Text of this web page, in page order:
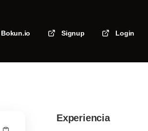
Bokun.io Signup Login
Experiencia